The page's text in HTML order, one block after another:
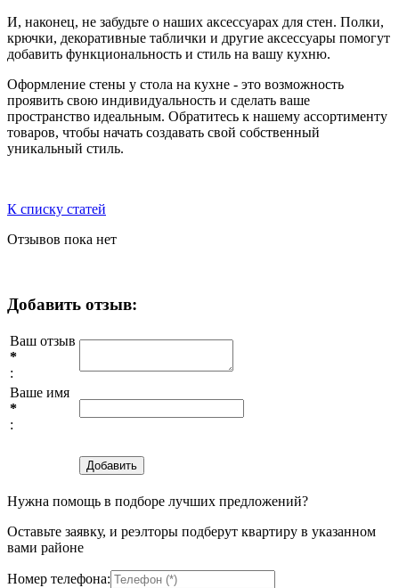
И, наконец, не забудьте о наших аксессуарах для стен. Полки,
крючки, декоративные таблички и другие аксессуары помогут
добавить функциональность и стиль на вашу кухню.
Оформление стены у стола на кухне - это возможность
проявить свою индивидуальность и сделать ваше
пространство идеальным. Обратитесь к нашему ассортименту
товаров, чтобы начать создавать свой собственный
уникальный стиль.
К списку статей
Отзывов пока нет
Добавить отзыв:
Ваш отзыв
*
:
Ваше имя
*
:
Нужна помощь в подборе лучших предложений?
Оставьте заявку, и реэлторы подберут квартиру в указанном
вами районе
Номер телефона: